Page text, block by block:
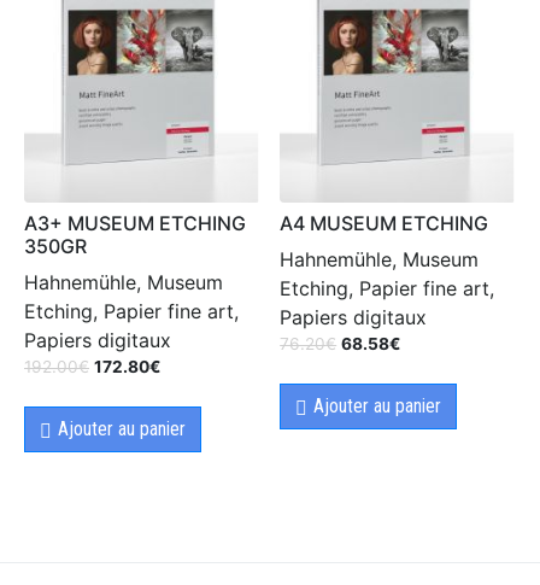
A3+ MUSEUM ETCHING
350GR
Hahnemühle, Museum
Etching, Papier fine art,
Papiers digitaux
192.00€ 172.80€
Ajouter au panier
A4 MUSEUM ETCHING
Hahnemühle, Museum
Etching, Papier fine art,
Papiers digitaux
76.20€ 68.58€
Ajouter au panier